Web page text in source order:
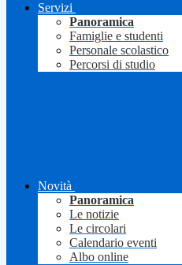
Servizi
Panoramica
Famiglie e studenti
Personale scolastico
Percorsi di studio
Novità
Panoramica
Le notizie
Le circolari
Calendario eventi
Albo online